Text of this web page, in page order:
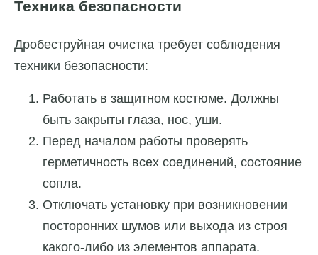
Техника безопасности
Дробеструйная очистка требует соблюдения
техники безопасности:
Работать в защитном костюме. Должны
быть закрыты глаза, нос, уши.
Перед началом работы проверять
герметичность всех соединений, состояние
сопла.
Отключать установку при возникновении
посторонних шумов или выхода из строя
какого-либо из элементов аппарата.